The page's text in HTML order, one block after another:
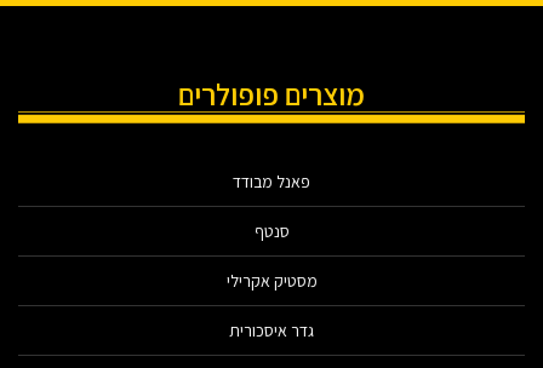
מוצרים פופולרים
פאנל מבודד
סנטף
מסטיק אקרילי
גדר איסכורית